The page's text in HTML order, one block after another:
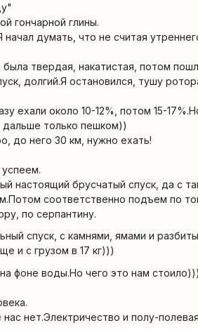
гончарной глины.
думать, что не считая
твердая, накатистая, потом
долгий.Я остановился, тушу
ехали около 10-12%, потом 15-
дальше только пешком))
до него 30 км, нужно ехать!
настоящий брусчатый спуск, да с
соответственно подъем по
по серпантину.
спуск, с камнями, ямами и
и с грузом в 17 кг)))
фоне воды.Но чего это нам стоило)))
нет.Электричество и полу-